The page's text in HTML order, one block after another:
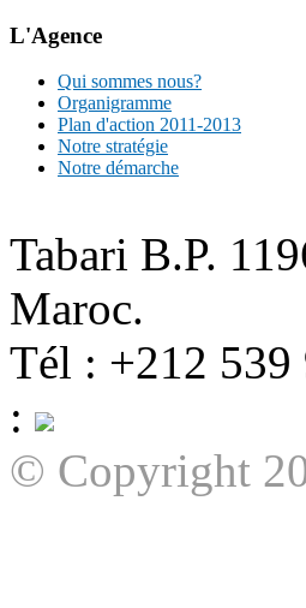
L'Agence
Qui sommes nous?
Organigramme
Plan d'action 2011-2013
Notre stratégie
Notre démarche
Tabari B.P.
Maroc.
Tél : +212 539
:
© Copyright